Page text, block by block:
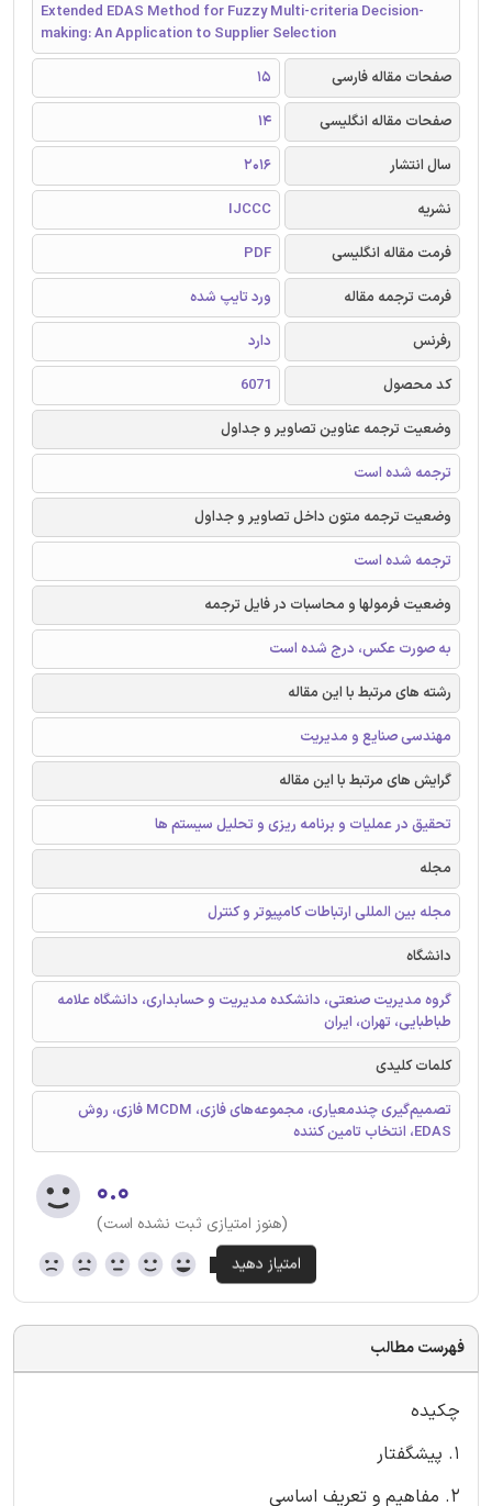
Extended EDAS Method for Fuzzy Multi-criteria Decision-
making: An Application to Supplier Selection
صفحات مقاله فارسی
15
صفحات مقاله انگلیسی
14
سال انتشار
2016
نشریه
IJCCC
فرمت مقاله انگلیسی
PDF
فرمت ترجمه مقاله
ورد تایپ شده
رفرنس
دارد
کد محصول
6071
وضعیت ترجمه عناوین تصاویر و جداول
ترجمه شده است
وضعیت ترجمه متون داخل تصاویر و جداول
ترجمه شده است
وضعیت فرمولها و محاسبات در فایل ترجمه
به صورت عکس، درج شده است
رشته های مرتبط با این مقاله
مهندسی صنایع و مدیریت
گرایش های مرتبط با این مقاله
تحقیق در عملیات و برنامه ریزی و تحلیل سیستم ها
مجله
مجله بین المللی ارتباطات کامپیوتر و کنترل
دانشگاه
گروه مدیریت صنعتی، دانشکده مدیریت و حسابداری، دانشگاه علامه
طباطبایی، تهران، ایران
کلمات کلیدی
تصمیم‌گیری چندمعیاری، مجموعه‌های فازی، MCDM فازی، روش
EDAS، انتخاب تامین کننده
۰.۰
(هنوز امتیازی ثبت نشده است)
فهرست مطالب
چکیده
1. پیشگفتار
2. مفاهیم و تعریف اساسی